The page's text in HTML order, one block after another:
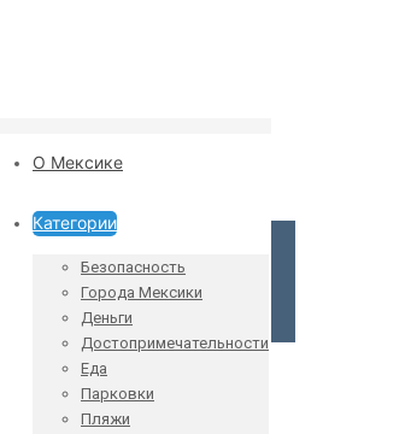
О Мексике
Категории
Безопасность
Города Мексики
Деньги
Достопримечательности
Еда
Парковки
Пляжи